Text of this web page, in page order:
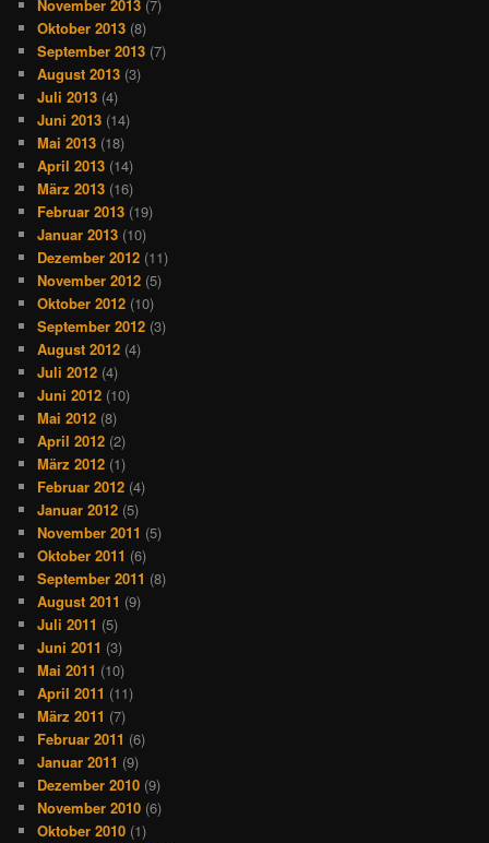
November 2013 (7)
Oktober 2013 (8)
September 2013 (7)
August 2013 (3)
Juli 2013 (4)
Juni 2013 (14)
Mai 2013 (18)
April 2013 (14)
März 2013 (16)
Februar 2013 (19)
Januar 2013 (10)
Dezember 2012 (11)
November 2012 (5)
Oktober 2012 (10)
September 2012 (3)
August 2012 (4)
Juli 2012 (4)
Juni 2012 (10)
Mai 2012 (8)
April 2012 (2)
März 2012 (1)
Februar 2012 (4)
Januar 2012 (5)
November 2011 (5)
Oktober 2011 (6)
September 2011 (8)
August 2011 (9)
Juli 2011 (5)
Juni 2011 (3)
Mai 2011 (10)
April 2011 (11)
März 2011 (7)
Februar 2011 (6)
Januar 2011 (9)
Dezember 2010 (9)
November 2010 (6)
Oktober 2010 (1)